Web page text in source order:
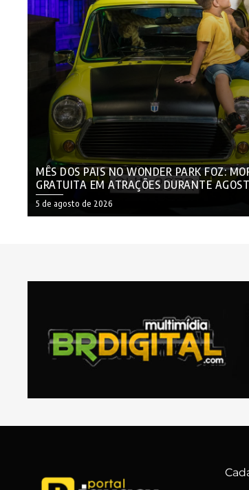
MÊS DOS PAIS NO WONDER PARK FOZ:
GRATUITA EM ATRAÇÕES DURANTE
5 de agosto de 2026